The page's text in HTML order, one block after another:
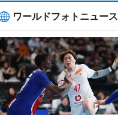
ワールドフォトニュース